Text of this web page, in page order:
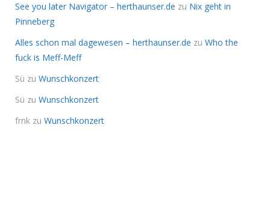
See you later Navigator – herthaunser.de zu Nix geht in
Pinneberg
Alles schon mal dagewesen – herthaunser.de zu Who the
fuck is Meff-Meff
Sü zu Wunschkonzert
Sü zu Wunschkonzert
frnk zu Wunschkonzert